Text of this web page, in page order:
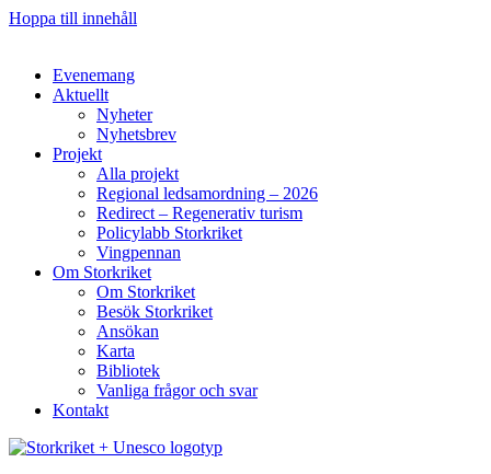
Hoppa till innehåll
Evenemang
Aktuellt
Nyheter
Nyhetsbrev
Projekt
Alla projekt
Regional ledsamordning – 2026
Redirect – Regenerativ turism
Policylabb Storkriket
Vingpennan
Om Storkriket
Om Storkriket
Besök Storkriket
Ansökan
Karta
Bibliotek
Vanliga frågor och svar
Kontakt